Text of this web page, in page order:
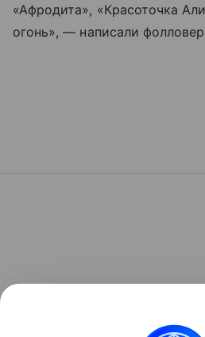
«Афродита», «Красоточка
огонь», — написали